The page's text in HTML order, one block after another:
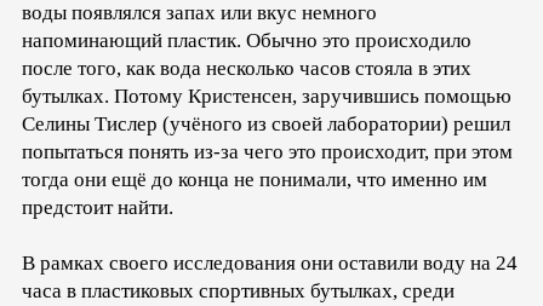
воды появлялся запах или вкус немного
напоминающий пластик. Обычно это происходило
после того, как вода несколько часов стояла в этих
бутылках. Потому Кристенсен, заручившись помощью
Селины Тислер (учёного из своей лаборатории) решил
попытаться понять из-за чего это происходит, при этом
тогда они ещё до конца не понимали, что именно им
предстоит найти.
В рамках своего исследования они оставили воду на 24
часа в пластиковых спортивных бутылках, среди